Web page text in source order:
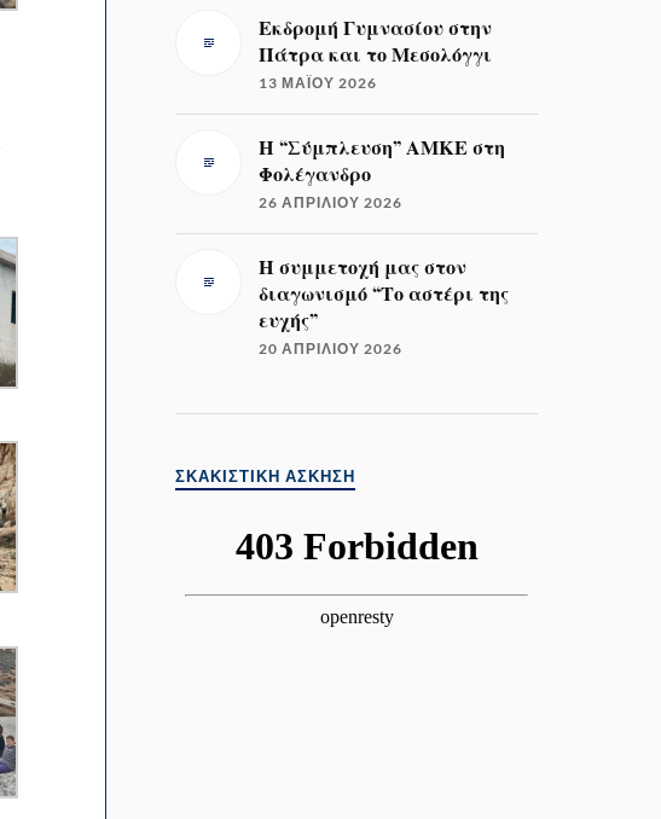
Εκδρομή Γυμνασίου στην
Πάτρα και το Μεσολόγγι
13 ΜΑΪ́ΟΥ 2026
Η “Σύμπλευση” ΑΜΚΕ στη
Φολέγανδρο
26 ΑΠΡΙΛΊΟΥ 2026
Η συμμετοχή μας στον
διαγωνισμό “Το αστέρι της
ευχής”
20 ΑΠΡΙΛΊΟΥ 2026
ΣΚΑΚΙΣΤΙΚΉ ΆΣΚΗΣΗ